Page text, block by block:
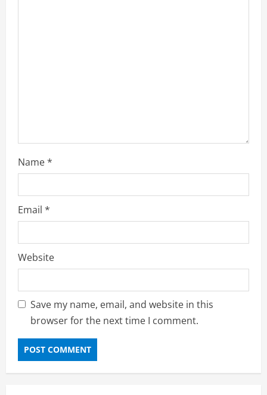
Name*
Email *
Website
Save my name, email, and website in this
browser for the next time I comment.